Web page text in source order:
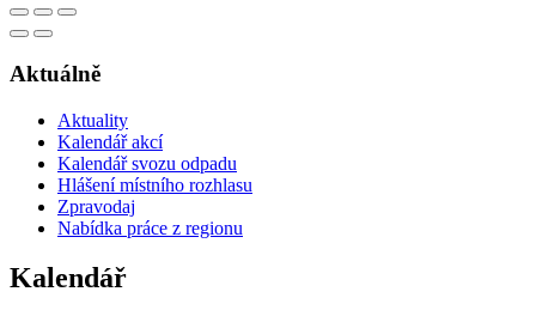
Aktuálně
Aktuality
Kalendář akcí
Kalendář svozu odpadu
Hlášení místního rozhlasu
Zpravodaj
Nabídka práce z regionu
Kalendář